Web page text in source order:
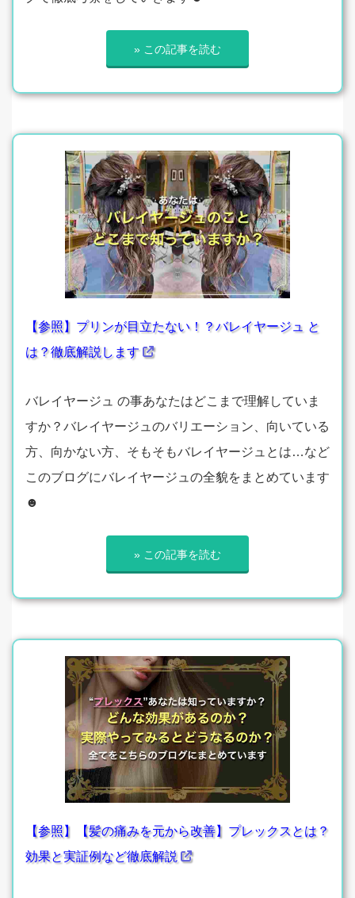
» この記事を読む
【参照】プリンが目立たない！？バレイヤージュ と
は？徹底解説します
バレイヤージュ の事あなたはどこまで理解していま
すか？バレイヤージュのバリエーション、向いている
方、向かない方、そもそもバレイヤージュとは…など
このブログにバレイヤージュの全貌をまとめています
☻
» この記事を読む
【参照】【髪の痛みを元から改善】プレックスとは？
効果と実証例など徹底解説